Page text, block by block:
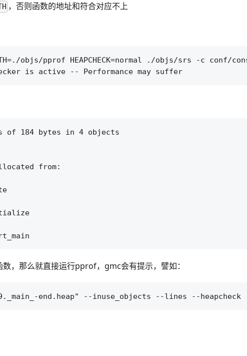
，否则函数的地址和符合对应不上
objs/pprof HEAPCHECK=normal ./objs/srs -c conf/
of 184 bytes in 4 objects
from:
，那么就直接运行pprof，gmc会有提示，譬如：